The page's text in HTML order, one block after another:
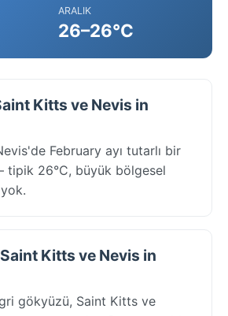
ARALIK
26–26°C
Kitts ve Nevis in
February ayı tutarlı bir
tipik 26°C, büyük bölgesel
Kitts ve Nevis in
gri gökyüzü, Saint Kitts ve